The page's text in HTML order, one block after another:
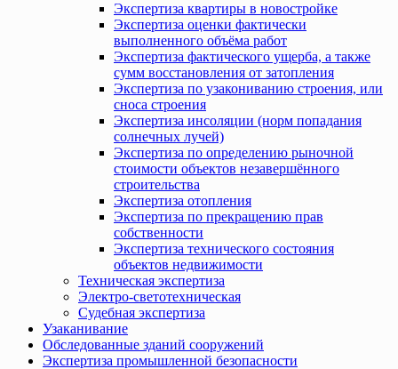
Экспертиза квартиры в новостройке
Экспертиза оценки фактически
выполненного объёма работ
Экспертиза фактического ущерба, а также
сумм восстановления от затопления
Экспертиза по узакониванию строения, или
сноса строения
Экспертиза инсоляции (норм попадания
солнечных лучей)
Экспертиза по определению рыночной
стоимости объектов незавершённого
строительства
Экспертиза отопления
Экспертиза по прекращению прав
собственности
Экспертиза технического состояния
объектов недвижимости
Техническая экспертиза
Электро-светотехническая
Судебная экспертиза
Узаканивание
Обследованные зданий сооружений
Экспертиза промышленной безопасности